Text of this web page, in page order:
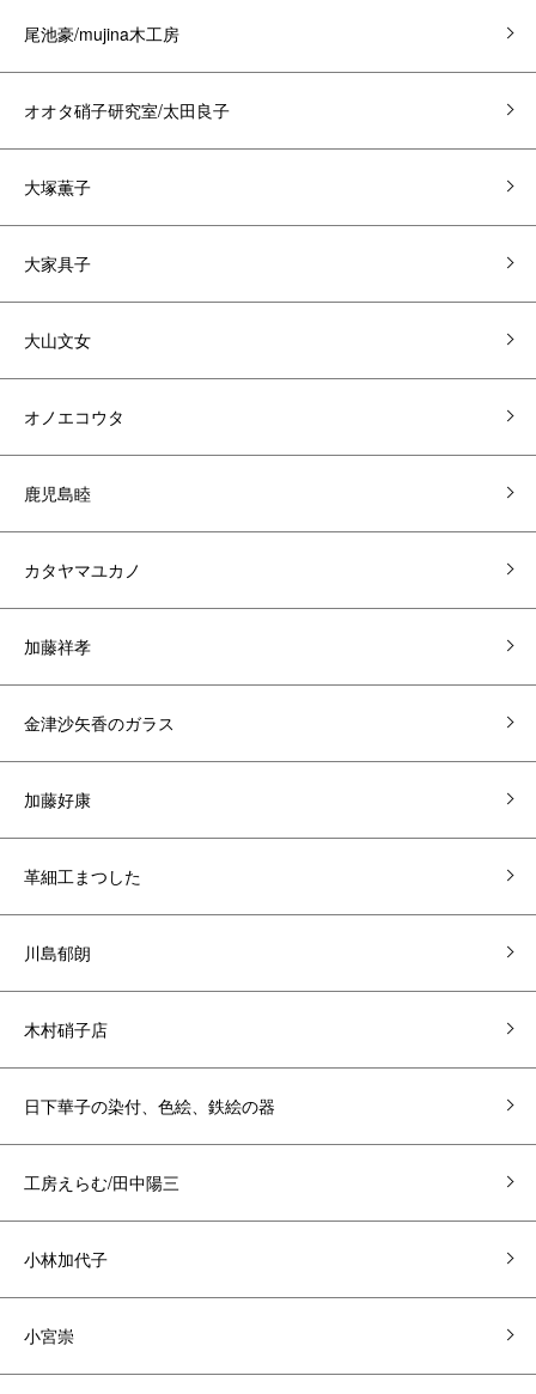
尾池豪/mujina木工房
オオタ硝子研究室/太田良子
大塚薫子
大家具子
大山文女
オノエコウタ
鹿児島睦
カタヤマユカノ
加藤祥孝
金津沙矢香のガラス
加藤好康
革細工まつした
川島郁朗
木村硝子店
日下華子の染付、色絵、鉄絵の器
工房えらむ/田中陽三
小林加代子
小宮崇